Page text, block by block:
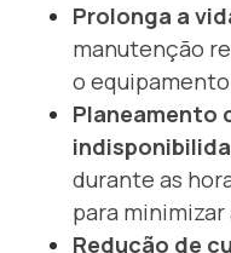
Prolonga a
manutenção
o
Planeamento
durante as
para
Redução de